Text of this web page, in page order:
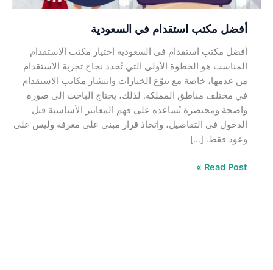
أفضل مكتب استقدام في السعودية
أفضل مكتب استقدام في السعودية اختيار مكتب الاستقدام
المناسب هو الخطوة الأولى التي تُحدد نجاح تجربة الاستقدام
من عدمها، خاصة مع تنوّع الخيارات وانتشار مكاتب الاستقدام
في مختلف مناطق المملكة. لذلك، يحتاج الباحث إلى صورة
واضحة ومختصرة تُساعده على فهم المعايير الأساسية قبل
الدخول في التفاصيل، واتخاذ قرار مبني على معرفة وليس على
وعود فقط. […]
Read Post »